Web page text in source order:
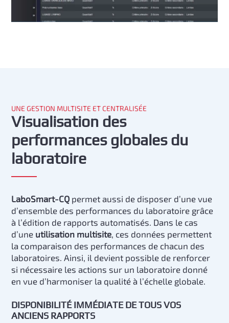
UNE GESTION MULTISITE ET CENTRALISÉE
Visualisation des
performances globales du
laboratoire
LaboSmart-CQ permet aussi de disposer d’une vue
d’ensemble des performances du laboratoire grâce
à l’édition de rapports automatisés. Dans le cas
d’une utilisation multisite, ces données permettent
la comparaison des performances de chacun des
laboratoires. Ainsi, il devient possible de renforcer
si nécessaire les actions sur un laboratoire donné
en vue d’harmoniser la qualité à l’échelle globale.
DISPONIBILITÉ IMMÉDIATE DE TOUS VOS
ANCIENS RAPPORTS